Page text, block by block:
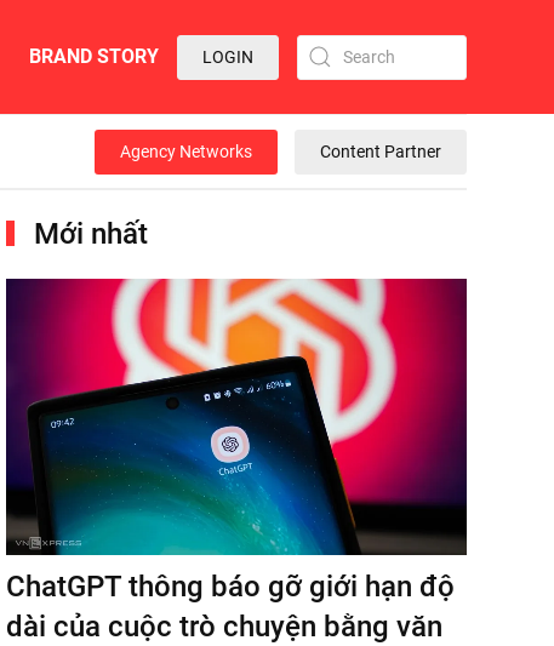
BRAND STORY LOGIN
Agency Networks Content Partner
Mới nhất
ChatGPT thông báo gỡ giới hạn độ
dài của cuộc trò chuyện bằng văn